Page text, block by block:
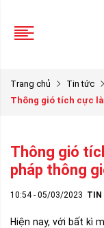
Trang chủ
Tin tức
Thông gió tích cực
Thông gió
pháp thông
10:54 - 05/03/2023 TIN
Hiện nay, với bất kì